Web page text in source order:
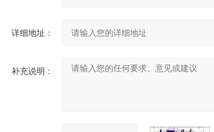
详细地址：
补充说明：